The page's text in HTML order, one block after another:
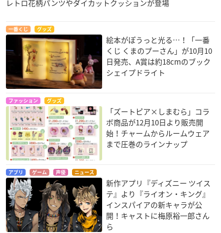
レトロ花柄パンツやダイカットクッションが登場
一番くじ グッズ
絵本がぽうっと光る…！「一番
くじ くまのプーさん」が10月10
日発売、A賞は約18cmのブック
シェイプドライト
ファッション グッズ
「ズートピア×しまむら」コラ
ボ商品が12月10日より販売開
始！チャームからルームウェア
まで圧巻のラインナップ
アプリ ゲーム 声優 ニュース
新作アプリ『ディズニー ツイス
テ』より『ライオン・キング』
インスパイアの新キャラが公
開！キャストに梅原裕一郎さん
ら